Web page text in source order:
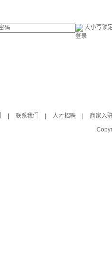
大小写锁
登录
联系我们 人才招聘 商家入